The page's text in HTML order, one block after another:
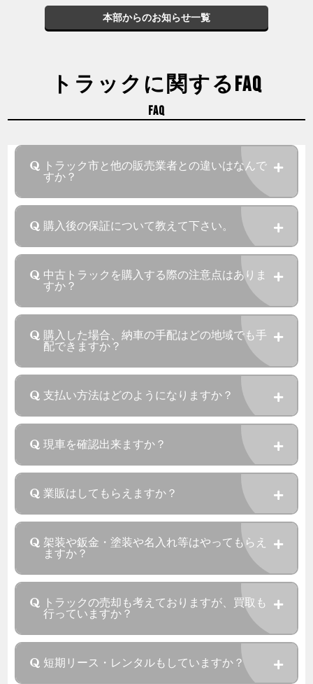
本部からのお知らせ一覧
トラックに関するFAQ
FAQ
トラック市と他の販売業者との違いはなんで
すか？
購入後の保証について教えて下さい。
中古トラックを購入する際の注意点はありま
すか？
購入した場合、納車の手配はどの地域でも手
配できますか？
支払い方法はどのようになりますか？
現車を確認出来ますか？
業販はしてもらえますか？
架装や鈑金・塗装や名入れ等はやってもらえ
ますか？
トラックの売却も考えておりますが、買取も
行っていますか？
短期リース・レンタルもしていますか？